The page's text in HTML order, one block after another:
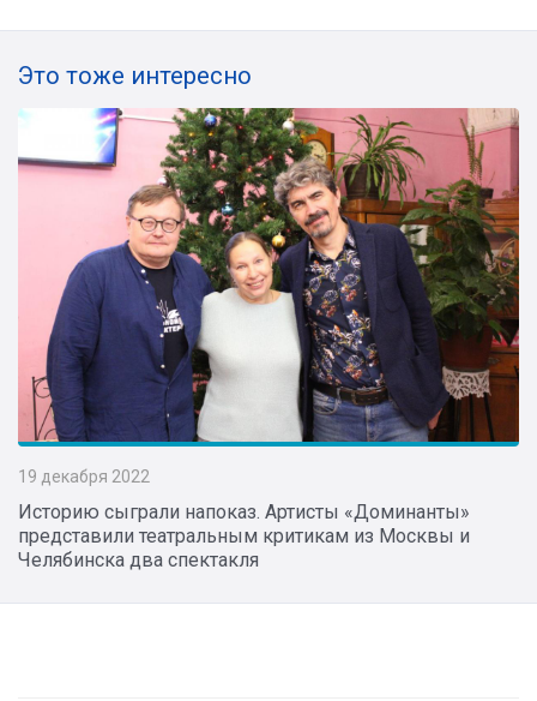
Это тоже интересно
19 декабря 2022
Историю сыграли напоказ. Артисты «Доминанты»
представили театральным критикам из Москвы и
Челябинска два спектакля